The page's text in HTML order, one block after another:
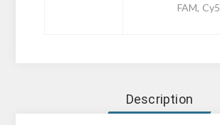
FAM, Cy5
Description